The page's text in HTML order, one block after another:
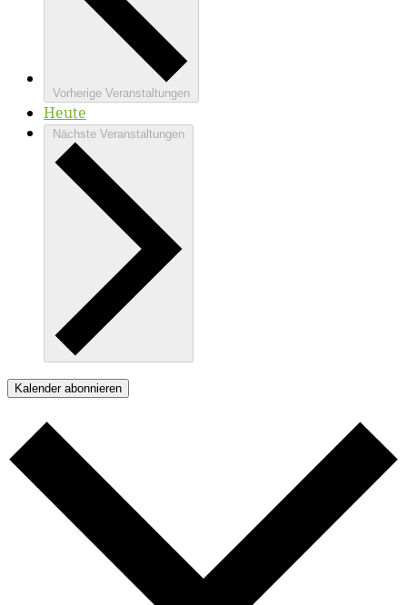
Vorherige Veranstaltungen
Heute
Nächste Veranstaltungen
Kalender abonnieren